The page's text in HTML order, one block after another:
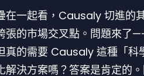
在一起看，Causaly 切進的
張的市場交叉點。問題來了
真的需要 Causaly 這種「科
解決方案嗎？答案是肯定的